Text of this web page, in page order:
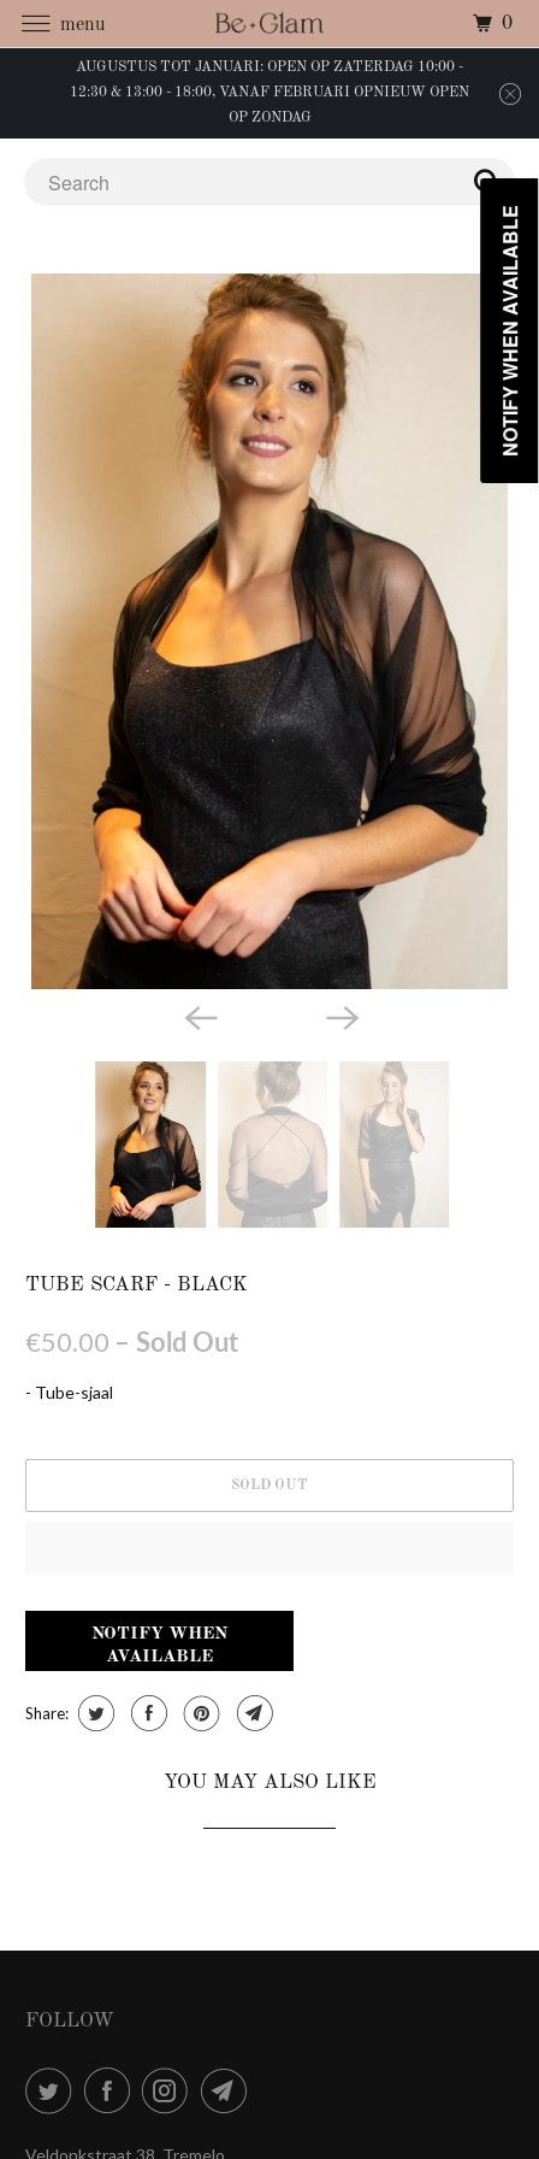
AUGUSTUS TOT JANUARI: OPEN OP ZATERDAG 10:00 -
12:30 & 13:00 - 18:00, VANAF FEBRUARI OPNIEUW OPEN
OP ZONDAG
TUBE SCARF - BLACK
€50.00 – Sold Out
- Tube-sjaal
SOLD OUT
NOTIFY WHEN
AVAILABLE
Share:
YOU MAY ALSO LIKE
FOLLOW
Veldonkstraat 38, Tremelo
menu 0
NOTIFY WHEN AVAILABLE